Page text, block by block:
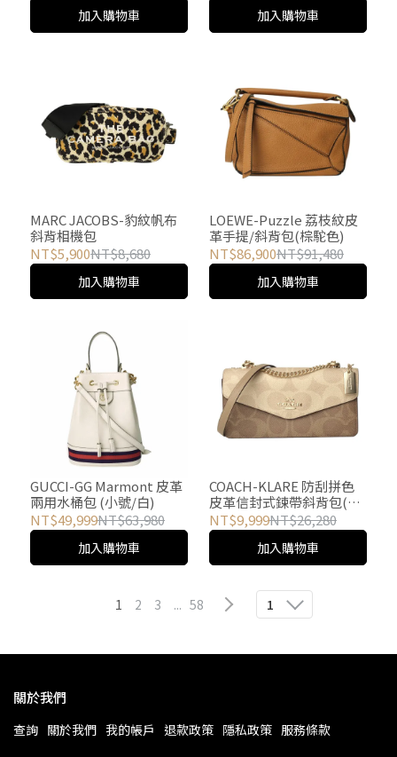
加入購物車 加入購物車
MARC JACOBS-豹紋帆布
斜背相機包
NT$5,900NT$8,680
加入購物車
LOEWE-Puzzle 荔枝紋皮
革手提/斜背包(棕駝色)
NT$86,900NT$91,480
加入購物車
GUCCI-GG Marmont 皮革
兩用水桶包 (小號/白)
NT$49,999NT$63,980
加入購物車
COACH-KLARE 防刮拼色
皮革信封式鍊帶斜背包(卡
其x杏)
NT$9,999NT$26,280
加入購物車
1 2 3 ... 58 1
關於我們
查詢 關於我們 我的帳戶 退款政策 隱私政策 服務條款